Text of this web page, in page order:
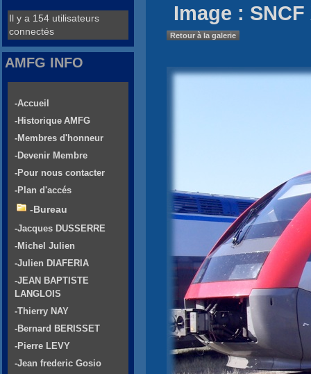
Image :
Retour à la galerie
Il y a 154 utilisateurs
connectés
AMFG INFO
-Accueil
-Historique AMFG
-Membres d'honneur
-Devenir Membre
-Pour nous contacter
-Plan d'accés
-Bureau
-Jacques DUSSERRE
-Michel Julien
-Julien DIAFERIA
-JEAN BAPTISTE
LANGLOIS
-Thierry NAY
-Bernard BERISSET
-Pierre LEVY
-Jean frederic Gosio